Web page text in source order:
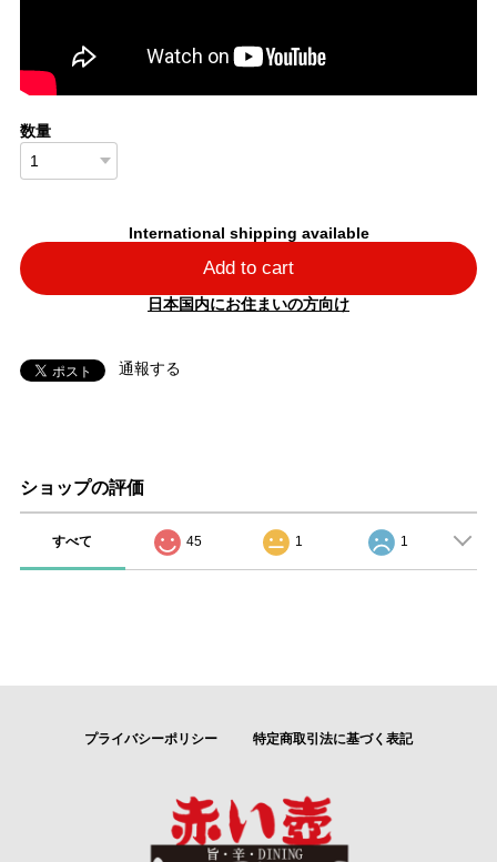
数量
International shipping available
Add to cart
日本国内にお住まいの方向け
通報する
ショップの評価
すべて 45 1 1
プライバシーポリシー 特定商取引法に基づく表記